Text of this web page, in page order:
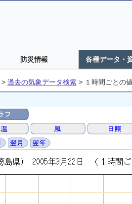
防災情報 各種データ・
> 過去の気象データ検索 > １時間ごとの